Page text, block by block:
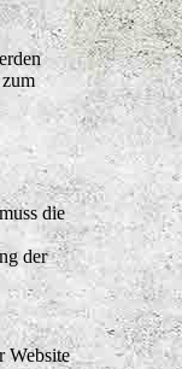
die
der
Website